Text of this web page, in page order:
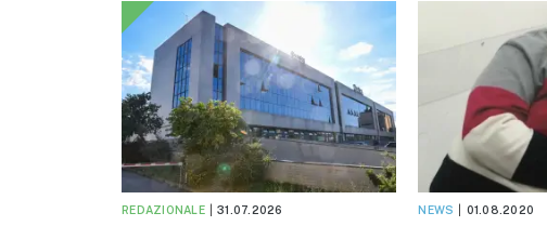
REDAZIONALE 31.07.2026 NEWS 01.08.2020